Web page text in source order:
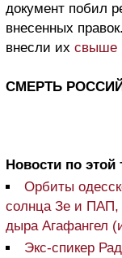
документ побил
внесенных
внесли их свыше
СМЕРТЬ
Новости по этой
Орбиты
солнца Зе и ПАП,
дыра Агафангел
Экс-спикер